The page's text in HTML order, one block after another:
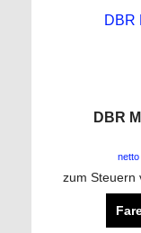
DBR